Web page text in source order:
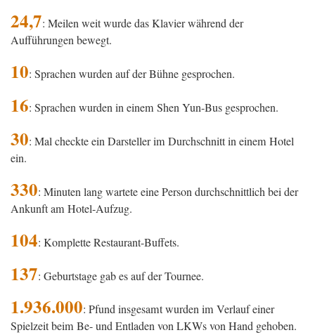
24,7: Meilen weit wurde das Klavier während der
Aufführungen bewegt.
10: Sprachen wurden auf der Bühne gesprochen.
16: Sprachen wurden in einem Shen Yun-Bus gesprochen.
30: Mal checkte ein Darsteller im Durchschnitt in einem Hotel
ein.
330: Minuten lang wartete eine Person durchschnittlich bei der
Ankunft am Hotel-Aufzug.
104: Komplette Restaurant-Buffets.
137: Geburtstage gab es auf der Tournee.
1.936.000: Pfund insgesamt wurden im Verlauf einer
Spielzeit beim Be- und Entladen von LKWs von Hand gehoben.